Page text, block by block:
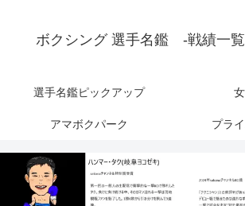
ボクシング 選手名鑑 -戦績一
選手名鑑ピックアップ
アマボクパーク プラ